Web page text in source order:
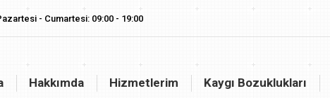
- Cumartesi: 09:00 - 19:00
Hakkımda Hizmetlerim Kaygı Bozuklukları